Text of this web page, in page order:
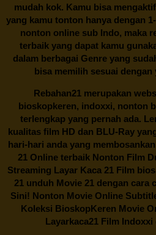
mudah kok. Kamu bisa
yang kamu tonton hanya dengan
nonton online sub Indo, maka
terbaik yang dapat kamu
dalam berbagai Genre yang
bisa memilih sesuai
Rebahan21 merupakan
bioskopkeren, indoxxi, nonton
terlengkap yang pernah ada.
kualitas film HD dan BLU-Ray
hari-hari anda yang
21 Online terbaik Nonton Film
Streaming Layar Kaca 21 Film
21 unduh Movie 21 dengan cara
Sini! Nonton Movie Online
Koleksi BioskopKeren Movie
Layarkaca21 Film Indoxxi